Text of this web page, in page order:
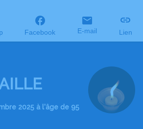
Facebook E-mail Lien
2025 à l'âge de 95